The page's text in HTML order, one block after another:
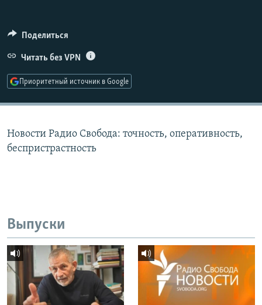
ПОДПИШИТЕСЬ НА РАССЫЛКУ
СОЦИАЛЬНЫЕ СЕТИ
Поделиться
Читать без VPN
Приоритетный источник в Google
Новости Радио Свобода: точность, оперативность,
беспристрастность
Выпуски